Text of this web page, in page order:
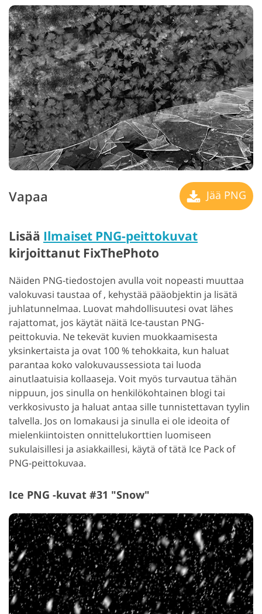
Vapaa Jää PNG
Lisää Ilmaiset PNG-peittokuvat
kirjoittanut FixThePhoto
Näiden PNG-tiedostojen avulla voit nopeasti muuttaa
valokuvasi taustaa of , kehystää pääobjektin ja lisätä
juhlatunnelmaa. Luovat mahdollisuutesi ovat lähes
rajattomat, jos käytät näitä Ice-taustan PNG-
peittokuvia. Ne tekevät kuvien muokkaamisesta
yksinkertaista ja ovat 100 % tehokkaita, kun haluat
parantaa koko valokuvaussessiota tai luoda
ainutlaatuisia kollaaseja. Voit myös turvautua tähän
nippuun, jos sinulla on henkilökohtainen blogi tai
verkkosivusto ja haluat antaa sille tunnistettavan tyylin
talvella. Jos on lomakausi ja sinulla ei ole ideoita of
mielenkiintoisten onnittelukorttien luomiseen
sukulaisillesi ja asiakkaillesi, käytä of tätä Ice Pack of
PNG-peittokuvaa.
Ice PNG -kuvat #31 "Snow"